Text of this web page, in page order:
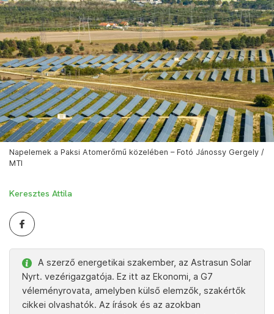
Napelemek a Paksi Atomerőmű közelében – Fotó Jánossy Gergely /
MTI
Keresztes Attila
A szerző energetikai szakember, az Astrasun Solar
Nyrt. vezérigazgatója. Ez itt az Ekonomi, a G7
véleményrovata, amelyben külső elemzők, szakértők
cikkei olvashatók. Az írások és az azokban